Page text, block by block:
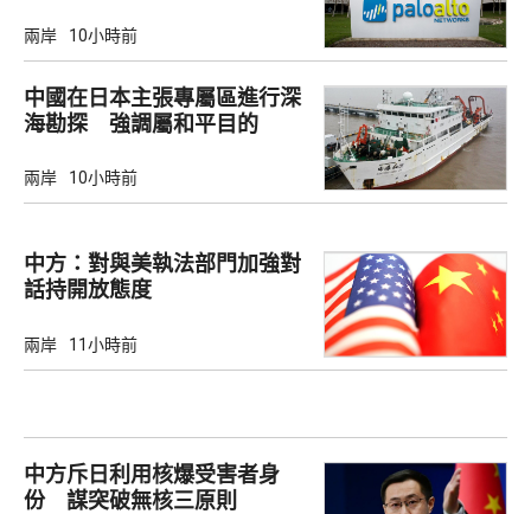
兩岸 10小時前
中國在日本主張專屬區進行深
海勘探 強調屬和平目的
兩岸 10小時前
中方：對與美執法部門加強對
話持開放態度
兩岸 11小時前
中方斥日利用核爆受害者身
份 謀突破無核三原則